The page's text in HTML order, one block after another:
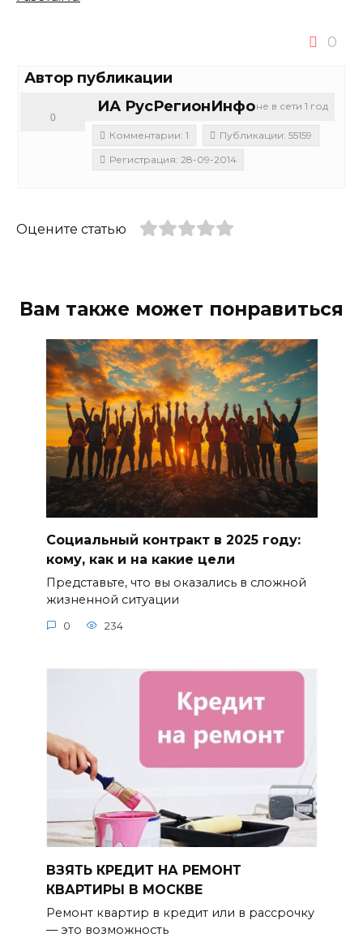
0
Автор публикации
не в сети 1 год
ИА РусРегионИнфо
0
Комментарии: 1
Публикации: 55159
Регистрация: 28-09-2014
Оцените статью
Вам также может понравиться
Социальный контракт в 2025 году:
кому, как и на какие цели
Представьте, что вы оказались в сложной
жизненной ситуации
0 234
ВЗЯТЬ КРЕДИТ НА РЕМОНТ
КВАРТИРЫ В МОСКВЕ
Ремонт квартир в кредит или в рассрочку
— это возможность